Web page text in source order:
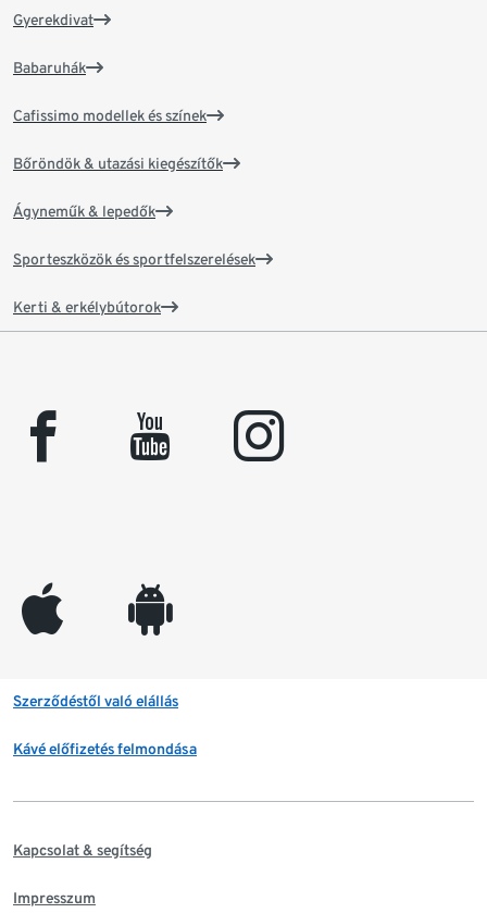
Gyerekdivat
Babaruhák
Cafissimo modellek és színek
Bőröndök & utazási kiegészítők
Ágyneműk & lepedők
Sporteszközök és sportfelszerelések
Kerti & erkélybútorok
facebook youtube instagram
appleinc android
Szerződéstől való elállás
Kávé előfizetés felmondása
Kapcsolat & segítség
Impresszum